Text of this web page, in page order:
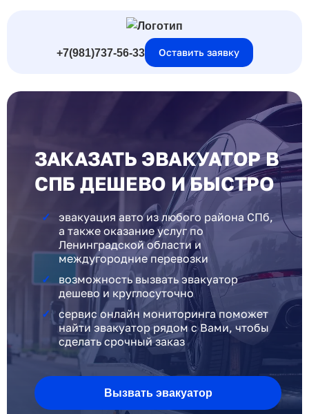
+7(981)737-56-33 Оставить заявку
ЗАКАЗАТЬ ЭВАКУАТОР В
СПБ ДЕШЕВО И БЫСТРО
эвакуация авто из любого района СПб,
а также оказание услуг по
Ленинградской области и
междугородние перевозки
возможность вызвать эвакуатор
дешево и круглосуточно
сервис онлайн мониторинга поможет
найти эвакуатор рядом с Вами, чтобы
сделать срочный заказ
Вызвать эвакуатор